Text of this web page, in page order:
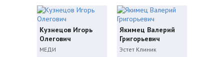
Кузнецов Игорь
Олегович
МЕДИ
Якимец Валерий
Григорьевич
Эстет Клиник